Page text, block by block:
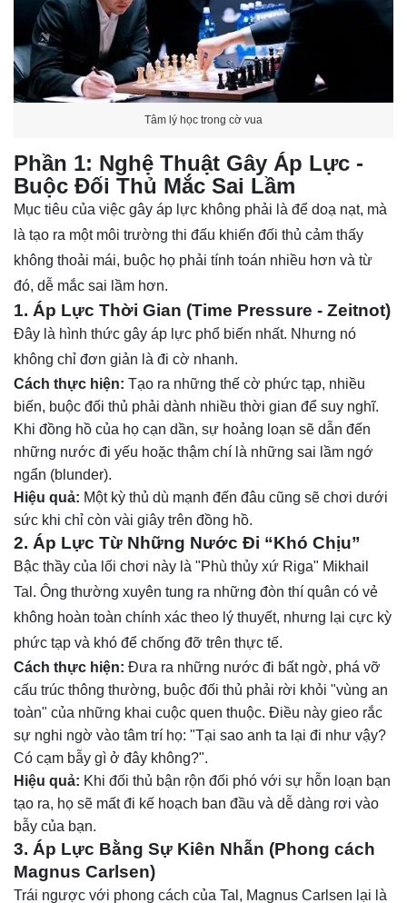
Tâm lý học trong cờ vua
Phần 1: Nghệ Thuật Gây Áp Lực -
Buộc Đối Thủ Mắc Sai Lầm
Mục tiêu của việc gây áp lực không phải là để doạ nạt, mà
là tạo ra một môi trường thi đấu khiến đối thủ cảm thấy
không thoải mái, buộc họ phải tính toán nhiều hơn và từ
đó, dễ mắc sai lầm hơn.
1. Áp Lực Thời Gian (Time Pressure - Zeitnot)
Đây là hình thức gây áp lực phổ biến nhất. Nhưng nó
không chỉ đơn giản là đi cờ nhanh.
Cách thực hiện: Tạo ra những thế cờ phức tạp, nhiều
biến, buộc đối thủ phải dành nhiều thời gian để suy nghĩ.
Khi đồng hồ của họ cạn dần, sự hoảng loạn sẽ dẫn đến
những nước đi yếu hoặc thậm chí là những sai lầm ngớ
ngẩn (blunder).
Hiệu quả: Một kỳ thủ dù mạnh đến đâu cũng sẽ chơi dưới
sức khi chỉ còn vài giây trên đồng hồ.
2. Áp Lực Từ Những Nước Đi “Khó Chịu”
Bậc thầy của lối chơi này là "Phù thủy xứ Riga" Mikhail
Tal. Ông thường xuyên tung ra những đòn thí quân có vẻ
không hoàn toàn chính xác theo lý thuyết, nhưng lại cực kỳ
phức tạp và khó để chống đỡ trên thực tế.
Cách thực hiện: Đưa ra những nước đi bất ngờ, phá vỡ
cấu trúc thông thường, buộc đối thủ phải rời khỏi "vùng an
toàn" của những khai cuộc quen thuộc. Điều này gieo rắc
sự nghi ngờ vào tâm trí họ: "Tại sao anh ta lại đi như vậy?
Có cạm bẫy gì ở đây không?".
Hiệu quả: Khi đối thủ bận rộn đối phó với sự hỗn loạn bạn
tạo ra, họ sẽ mất đi kế hoạch ban đầu và dễ dàng rơi vào
bẫy của bạn.
3. Áp Lực Bằng Sự Kiên Nhẫn (Phong cách
Magnus Carlsen)
Trái ngược với phong cách của Tal, Magnus Carlsen lại là